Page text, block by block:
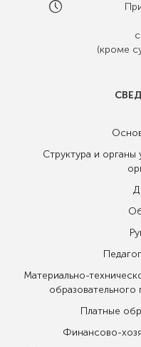
с
(кроме
Структура и органы
Материально-
Платные
Финансово-